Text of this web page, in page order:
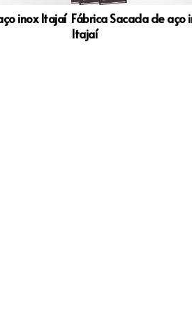
inox Itajaí Fábrica Sacada de aço
Itajaí